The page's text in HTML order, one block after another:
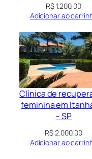
R$1.200,00
Adicionar ao
Clínica de
feminina em
– SP
R$2.000,00
Adicionar ao